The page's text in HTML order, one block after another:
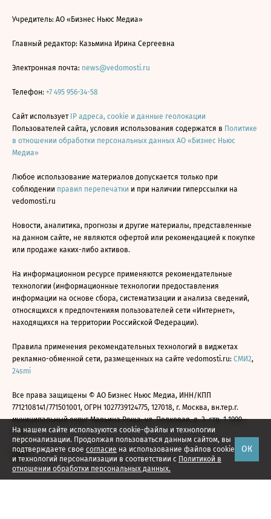
На нашем сайте используются cookie-файлы и технологии
персонализации. Продолжая пользоваться данным сайтом, вы
подтверждаете свое согласие на использование файлов cookie
и технологий персонализации в соответствии с Политикой в
отношении обработки персональных данных.
ОК
Учредитель: АО «Бизнес Ньюс Медиа»
Главный редактор: Казьмина Ирина Сергеевна
Электронная почта: news@vedomosti.ru
Телефон: +7 495 956-34-58
Сайт использует IP адреса, cookie и данные геолокации
Пользователей сайта, условия использования содержатся в Политике
в отношении обработки персональных данных АО «Бизнес Ньюс
Медиа»
Любое использование материалов допускается только при
соблюдении правил перепечатки и при наличии гиперссылки на
vedomosti.ru
Новости, аналитика, прогнозы и другие материалы, представленные
на данном сайте, не являются офертой или рекомендацией к покупке
или продаже каких-либо активов.
На информационном ресурсе применяются рекомендательные
технологии (информационные технологии предоставления
информации на основе сбора, систематизации и анализа сведений,
относящихся к предпочтениям пользователей сети «Интернет»,
находящихся на территории Российской Федерации).
Правила применения рекомендательных технологий в виджетах
рекламно-обменной сети, размещенных на сайте vedomosti.ru: СМИ2,
24smi
Все права защищены © АО Бизнес Ньюс Медиа, ИНН/КПП
7712108141/771501001, ОГРН 1027739124775, 127018, г. Москва, вн.тер.г.
муниципальный округ Марьина Роща, ул. Полковая, д. 3, стр. 1 1999—
2026